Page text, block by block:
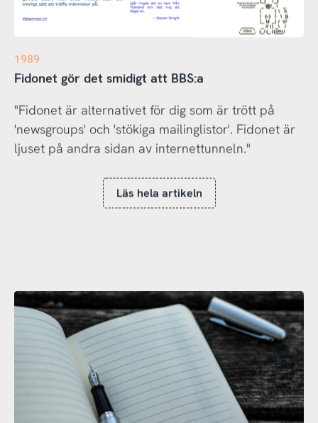
1989
Fidonet gör det smidigt att BBS:a
"Fidonet är alternativet för dig som är trött på
'newsgroups' och 'stökiga mailinglistor'. Fidonet är
ljuset på andra sidan av internettunneln."
Läs hela artikeln